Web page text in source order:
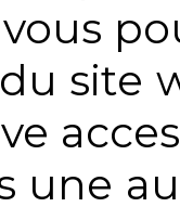
site
une